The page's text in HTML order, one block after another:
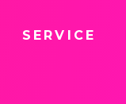
SERVICE